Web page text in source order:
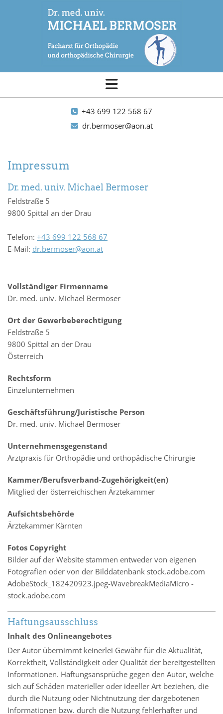
 +43 699 122 568 67
 dr.bermoser@aon.at
Impressum
Dr. med. univ. Michael Bermoser
Feldstraße 5
9800 Spittal an der Drau
Telefon: +43 699 122 568 67
E-Mail: dr.bermoser@aon.at
Vollständiger Firmenname
Dr. med. univ. Michael Bermoser
Ort der Gewerbeberechtigung
Feldstraße 5
9800 Spittal an der Drau
Österreich
Rechtsform
Einzelunternehmen
Geschäftsführung/Juristische Person
Dr. med. univ. Michael Bermoser
Unternehmensgegenstand
Arztpraxis für Orthopädie und orthopädische Chirurgie
Kammer/Berufsverband-Zugehörigkeit(en)
Mitglied der österreichischen Ärztekammer
Aufsichtsbehörde
Ärztekammer Kärnten
Fotos Copyright
Bilder auf der Website stammen entweder von eigenen
Fotografien oder von der Bilddatenbank stock.adobe.com
AdobeStock_182420923.jpeg-WavebreakMediaMicro -
stock.adobe.com
Haftungsausschluss
Inhalt des Onlineangebotes
Der Autor übernimmt keinerlei Gewähr für die Aktualität,
Korrektheit, Vollständigkeit oder Qualität der bereitgestellten
Informationen. Haftungsansprüche gegen den Autor, welche
sich auf Schäden materieller oder ideeller Art beziehen, die
durch die Nutzung oder Nichtnutzung der dargebotenen
Informationen bzw. durch die Nutzung fehlerhafter und